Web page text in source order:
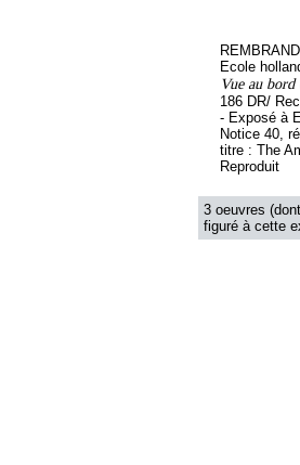
Ecole
Vue au
186 DR/
- Exposé à
Notice 40,
titre : The
Reproduit
3 oeuvres
figuré à cette